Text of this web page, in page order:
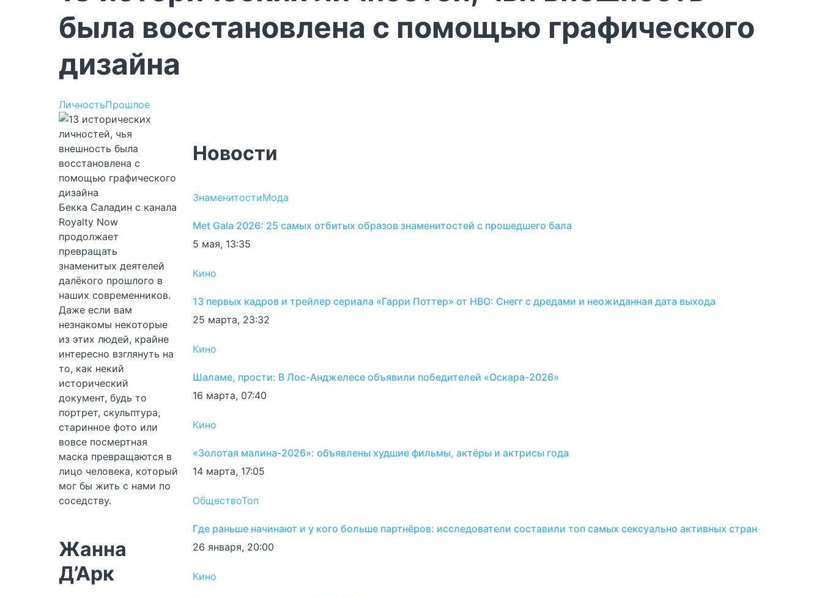
была восстановлена с помощью графического
дизайна
ЛичностьПрошлое
Бекка Саладин с канала
Royalty Now
продолжает
превращать
знаменитых деятелей
далёкого прошлого в
наших современников.
Даже если вам
незнакомы некоторые
из этих людей, крайне
интересно взглянуть на
то, как некий
исторический
документ, будь то
портрет, скульптура,
старинное фото или
вовсе посмертная
маска превращаются в
лицо человека, который
мог бы жить с нами по
соседству.
Жанна
Д’Арк
Новости
ЗнаменитостиМода
Met Gala 2026: 25 самых отбитых образов знаменитостей с прошедшего бала
5 мая, 13:35
Кино
13 первых кадров и трейлер сериала «Гарри Поттер» от HBO: Снегг с дредами и неожиданная дата выхода
25 марта, 23:32
Кино
Шаламе, прости: В Лос-Анджелесе объявили победителей «Оскара-2026»
16 марта, 07:40
Кино
«Золотая малина-2026»: объявлены худшие фильмы, актёры и актрисы года
14 марта, 17:05
ОбществоТоп
Где раньше начинают и у кого больше партнёров: исследователи составили топ самых сексуально активных стран
26 января, 20:00
Кино